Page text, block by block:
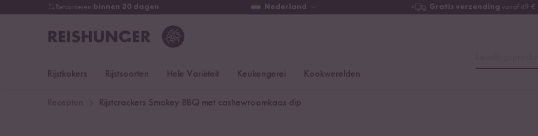
Retourneren binnen 30 dagen Nederland Gratis verzending vanaf 49 €
Rijstkokers
Rijstsoorten Hele Variëteit Keukengerei Kookwerelden
Rijstcrackers Smokey BBQ met cashewroomkaas dip